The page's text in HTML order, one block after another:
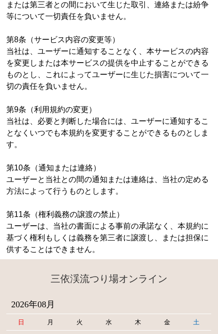
または第三者との間において生じた取引、連絡または紛争
等について一切責任を負いません。
第8条（サービス内容の変更等）
当社は、ユーザーに通知することなく、本サービスの内容
を変更しまたは本サービスの提供を中止することができる
ものとし、これによってユーザーに生じた損害について一
切の責任を負いません。
第9条（利用規約の変更）
当社は、必要と判断した場合には、ユーザーに通知するこ
となくいつでも本規約を変更することができるものとしま
す。
第10条（通知または連絡）
ユーザーと当社との間の通知または連絡は、当社の定める
方法によって行うものとします。
第11条（権利義務の譲渡の禁止）
ユーザーは、当社の書面による事前の承諾なく、本規約に
基づく権利もしくは義務を第三者に譲渡し、または担保に
供することはできません。
三依渓流つり場オンライン
2026年08月
日 月 火 水 木 金 土